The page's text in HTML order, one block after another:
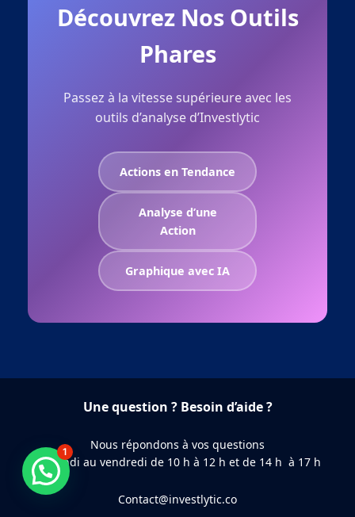
Découvrez Nos Outils
Phares
Passez à la vitesse supérieure avec les
outils d’analyse d’Investlytic
Actions en Tendance
Analyse d’une
Action
Graphique avec IA
Une question ? Besoin d’aide ?
Nous répondons à vos questions
du lundi au vendredi de 10 h à 12 h et de 14 h à 17 h
Contact@investlytic.co
1